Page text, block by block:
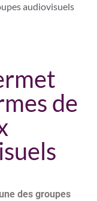
audiovisuels
de
des groupes